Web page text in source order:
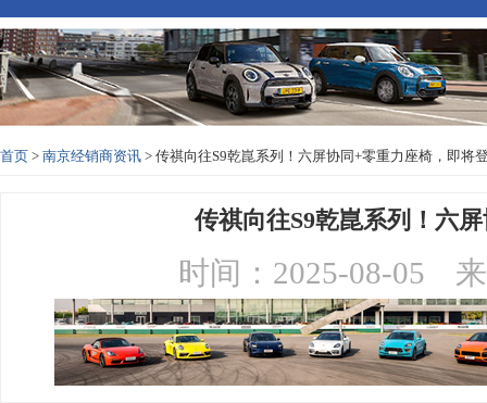
首页 > 南京经销商资讯 > 传祺向往S9乾崑系列！六屏协同+零重力座椅，即将
传祺向往S9乾崑系列！六
时间：2025-08-05